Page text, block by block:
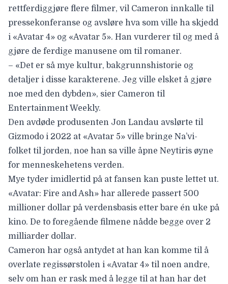
rettferdiggjøre flere filmer, vil Cameron innkalle til
pressekonferanse og avsløre hva som ville ha skjedd
i «Avatar 4» og «Avatar 5». Han vurderer til og med å
gjøre de ferdige manusene om til romaner.
– «Det er så mye kultur, bakgrunnshistorie og
detaljer i disse karakterene. Jeg ville elsket å gjøre
noe med den dybden», sier Cameron til
Entertainment Weekly.
Den avdøde produsenten Jon Landau avslørte til
Gizmodo i 2022 at «Avatar 5» ville bringe Na’vi-
folket til jorden, noe han sa ville åpne Neytiris øyne
for menneskehetens verden.
Mye tyder imidlertid på at fansen kan puste lettet ut.
«Avatar: Fire and Ash» har allerede passert 500
millioner dollar på verdensbasis etter bare én uke på
kino. De to foregående filmene nådde begge over 2
milliarder dollar.
Cameron har også antydet at han kan komme til å
overlate regissørstolen i «Avatar 4» til noen andre,
selv om han er rask med å legge til at han har det